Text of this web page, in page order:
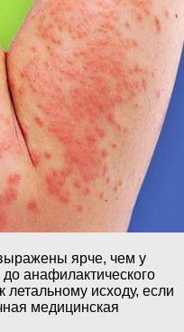
ярче, чем у
анафилактического
исходу, если
медицинская